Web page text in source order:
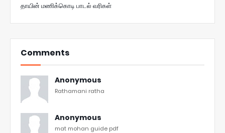
தாயின் மணிக்கொடி பாடல் வரிகள்
Comments
Anonymous
Rathamani ratha
Anonymous
mat mohan guide pdf